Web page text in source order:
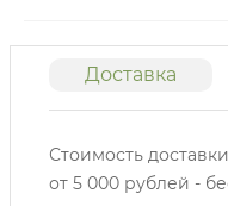
Доставка
Стоимость
от 5 000 рублей -